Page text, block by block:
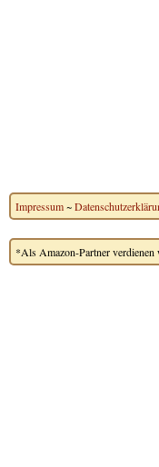
Impressum~
*Als Amazon-Partner